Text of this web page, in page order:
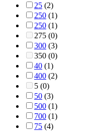
25 (2)
250 (1)
250 (1)
275 (0)
300 (3)
350 (0)
40 (1)
400 (2)
5 (0)
50 (3)
500 (1)
700 (1)
75 (4)